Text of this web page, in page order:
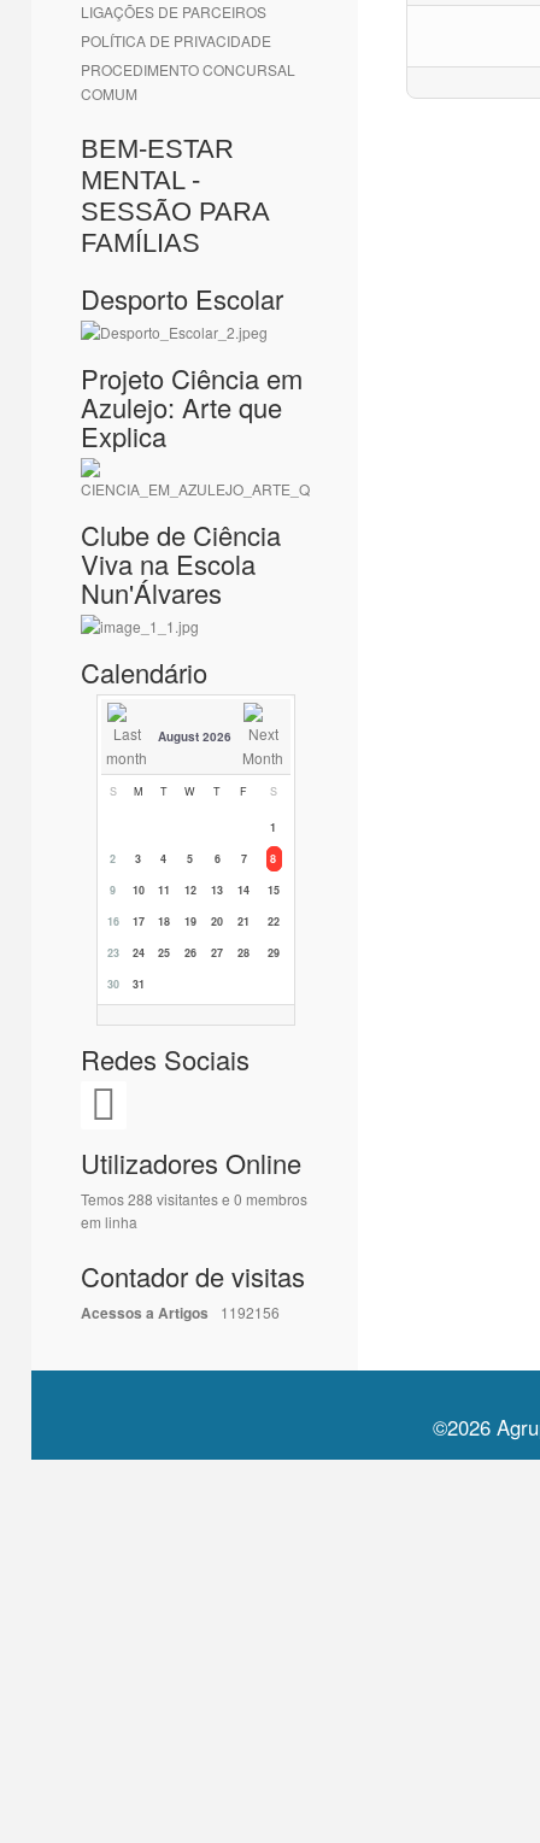
LIGAÇÕES DE PARCEIROS
POLÍTICA DE PRIVACIDADE
PROCEDIMENTO CONCURSAL
COMUM
BEM-ESTAR
MENTAL -
SESSÃO PARA
FAMÍLIAS
Desporto Escolar
Projeto Ciência em
Azulejo: Arte que
Explica
Clube de Ciência
Viva na Escola
Nun'Álvares
Calendário
August 2026
S M T W T F S
1
2
3 4 5 6 7
8
9
10 11 12 13 14
15
16
17 18 19 20 21
22
23
24 25 26 27 28
29
30
31
Redes Sociais
Utilizadores Online
Temos 288 visitantes e 0 membros
em linha
Contador de visitas
Acessos a Artigos 1192156
©2026